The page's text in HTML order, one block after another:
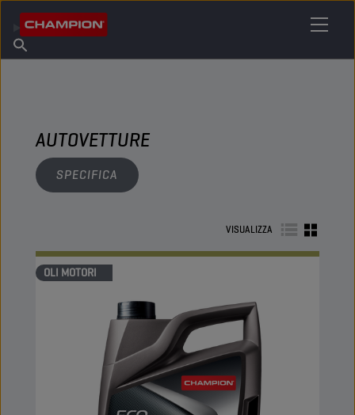
Informazioni su Champion
Trova un punto vendita
AUTOVETTURE
SPECIFICA
VISUALIZZA
OLI MOTORI